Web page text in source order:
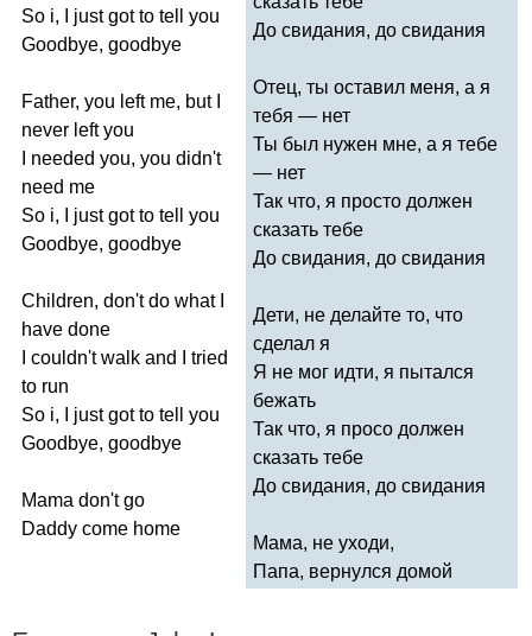
So i, just got to tell
you
Goodbye, goodbye
Father, you left me, but
never left you
needed you, you didn't
need me
So i, just got to tell
you
Goodbye, goodbye
Children, don't do what
have done
couldn't walk and
tried
to run
So i, just got to tell
you
Goodbye, goodbye
Mama don't go
Daddy come home
До свидания, до свидания
Отец, ты оставил меня, а я
тебя — нет
Ты был нужен мне, а я тебе
— нет
Так что, я просто должен
сказать тебе
До свидания, до свидания
Дети, не делайте то, что
сделал я
Я не мог идти, я пытался
бежать
Так что, я просо должен
сказать тебе
До свидания, до свидания
Мама, не уходи,
Папа, вернулся домой